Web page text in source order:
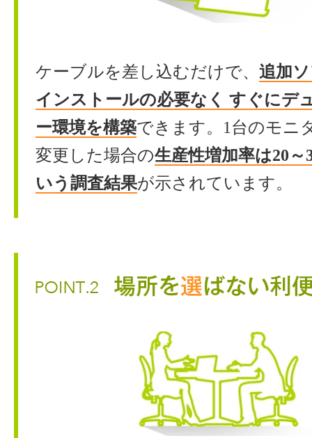
ケーブルを差し込むだけで、 追加
インストールの必要なく すぐにデ
ー環境を構築できます。1台のモニ
変更した場合の生産性増加率は20
いう調査結果が示されています。